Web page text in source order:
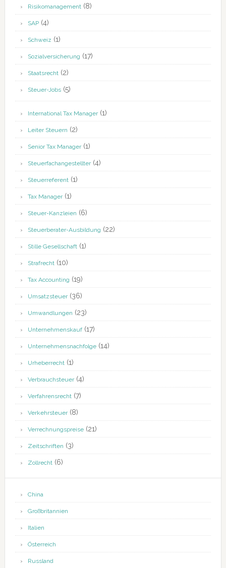
Risikomanagement(8)
SAP(4)
Schweiz (1)
Sozialversicherung (17)
Staatsrecht(2)
Steuer-Jobs(5)
International Tax Manager(1)
Leiter Steuern (2)
Senior Tax Manager(1)
Steuerfachangestellter(4)
Steuerreferent(1)
Tax Manager(1)
Steuer-Kanzleien (6)
Steuerberater-Ausbildung (22)
Stille Gesellschaft(1)
Strafrecht(10)
Tax Accounting (19)
Umsatzsteuer(36)
Umwandlungen (23)
Unternehmenskauf(17)
Unternehmensnachfolge(14)
Urheberrecht(1)
Verbrauchsteuer(4)
Verfahrensrecht(7)
Verkehrsteuer(8)
Verrechnungspreise(21)
Zeitschriften (3)
Zollrecht(6)
China
Großbritannien
Italien
Österreich
Russland